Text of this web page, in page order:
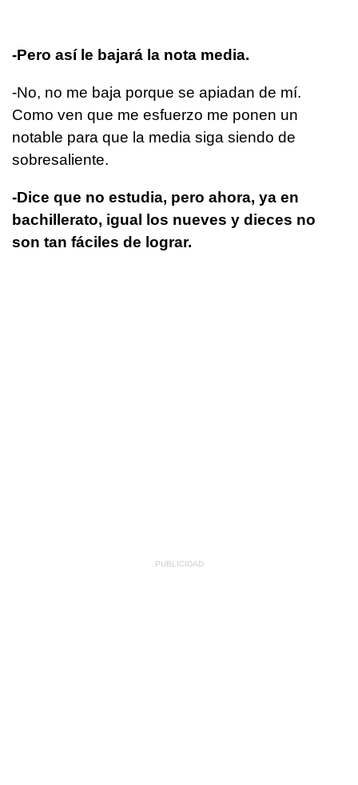
-Pero así le bajará la nota media.
-No, no me baja porque se apiadan de mí.
Como ven que me esfuerzo me ponen un
notable para que la media siga siendo de
sobresaliente.
-Dice que no estudia, pero ahora, ya en
bachillerato, igual los nueves y dieces no
son tan fáciles de lograr.